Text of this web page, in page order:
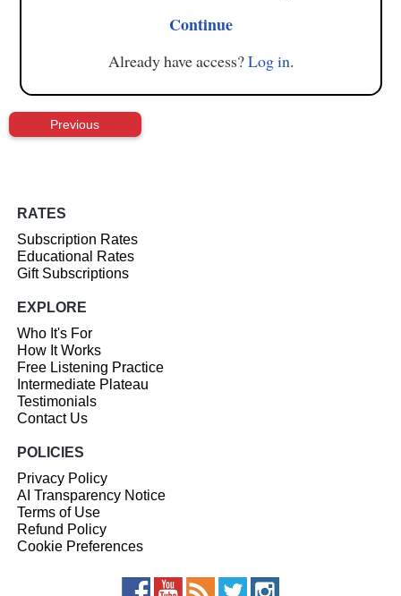
Continue
Already have access?Log in.
Previous
RATES
Subscription Rates
Educational Rates
Gift Subscriptions
EXPLORE
Who It's For
How It Works
Free Listening Practice
Intermediate Plateau
Testimonials
Contact Us
POLICIES
Privacy Policy
AI Transparency Notice
Terms of Use
Refund Policy
Cookie Preferences